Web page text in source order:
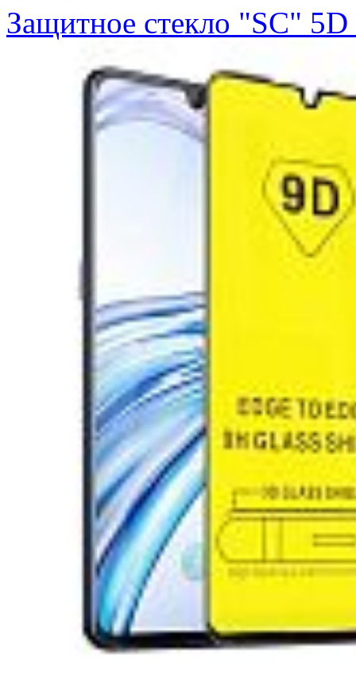
Защитное стекло "SC"